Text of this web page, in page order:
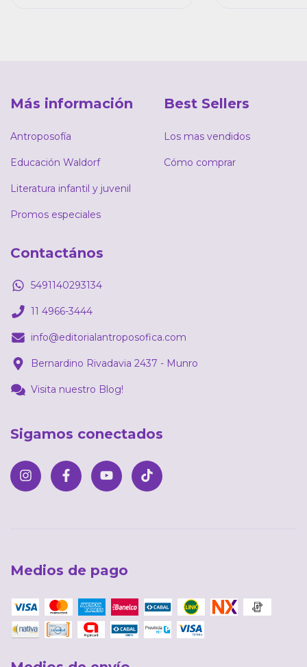
Más información
Antroposofía
Educación Waldorf
Literatura infantil y juvenil
Promos especiales
Best Sellers
Los mas vendidos
Cómo comprar
Contactános
5491140293134
11 4966-3444
info@editorialantroposofica.com
Bernardino Rivadavia 2437 - Munro
Visita nuestro Blog!
Sigamos conectados
Medios de pago